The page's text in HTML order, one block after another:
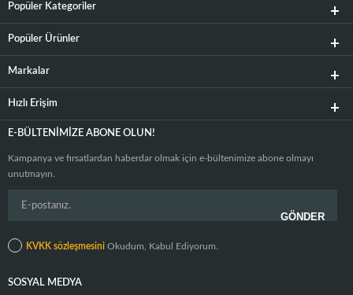
Popüler Kategoriler
Popüler Ürünler
Markalar
Hızlı Erişim
E-BÜLTENIMIZE ABONE OLUN!
Kampanya ve fırsatlardan haberdar olmak için e-bültenimize abone olmayı
unutmayın.
KVKK sözleşmesini Okudum, Kabul Ediyorum.
SOSYAL MEDYA